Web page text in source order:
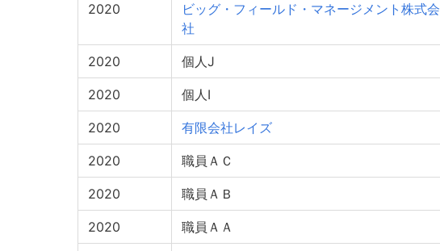
2020
ビッグ・フィールド・マネージメント株式会
社
2020 個人J
2020 個人I
2020 有限会社レイズ
2020 職員ＡＣ
2020 職員ＡＢ
2020 職員ＡＡ